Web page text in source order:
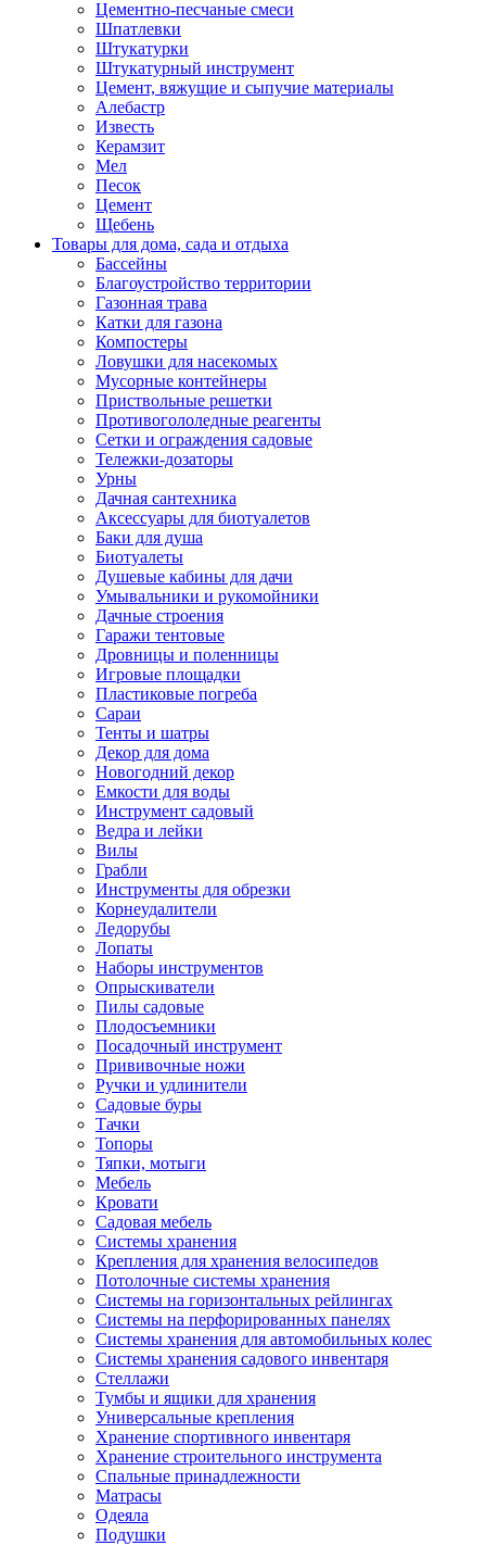
Цементно-песчаные смеси
Шпатлевки
Штукатурки
Штукатурный инструмент
Цемент, вяжущие и сыпучие материалы
Алебастр
Известь
Керамзит
Мел
Песок
Цемент
Щебень
Товары для дома, сада и отдыха
Бассейны
Благоустройство территории
Газонная трава
Катки для газона
Компостеры
Ловушки для насекомых
Мусорные контейнеры
Приствольные решетки
Противогололедные реагенты
Сетки и ограждения садовые
Тележки-дозаторы
Урны
Дачная сантехника
Аксессуары для биотуалетов
Баки для душа
Биотуалеты
Душевые кабины для дачи
Умывальники и рукомойники
Дачные строения
Гаражи тентовые
Дровницы и поленницы
Игровые площадки
Пластиковые погреба
Сараи
Тенты и шатры
Декор для дома
Новогодний декор
Емкости для воды
Инструмент садовый
Ведра и лейки
Вилы
Грабли
Инструменты для обрезки
Корнеудалители
Ледорубы
Лопаты
Наборы инструментов
Опрыскиватели
Пилы садовые
Плодосъемники
Посадочный инструмент
Прививочные ножи
Ручки и удлинители
Садовые буры
Тачки
Топоры
Тяпки, мотыги
Мебель
Кровати
Садовая мебель
Системы хранения
Крепления для хранения велосипедов
Потолочные системы хранения
Системы на горизонтальных рейлингах
Системы на перфорированных панелях
Системы хранения для автомобильных колес
Системы хранения садового инвентаря
Стеллажи
Тумбы и ящики для хранения
Универсальные крепления
Хранение спортивного инвентаря
Хранение строительного инструмента
Спальные принадлежности
Матрасы
Одеяла
Подушки